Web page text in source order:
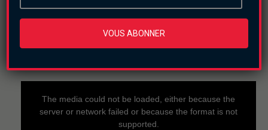
En direct
The media could not be loaded, either because the
server or network failed or because the format is not
supported.
VOUS ABONNER